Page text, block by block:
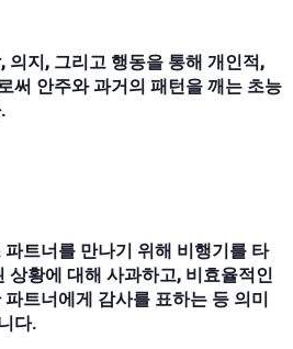
의지, 그리고 행동을 통해 개인적,
써 안주와 과거의 패턴을 깨는 초능
트너를 만나기 위해 비행기를 타
상황에 대해 사과하고, 비효율적인
트너에게 감사를 표하는 등 의미
다.